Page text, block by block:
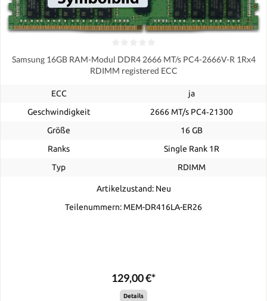
Samsung 16GB RAM-Modul DDR4 2666 MT/s PC4-2666V-R 1Rx4
RDIMM registered ECC
ECC
ja
Geschwindigkeit
2666 MT/s PC4‑21300
Größe
16 GB
Ranks
Single Rank 1R
Typ
RDIMM
Artikelzustand: Neu
Teilenummern: MEM-DR416LA-ER26
129,00 €*
Details